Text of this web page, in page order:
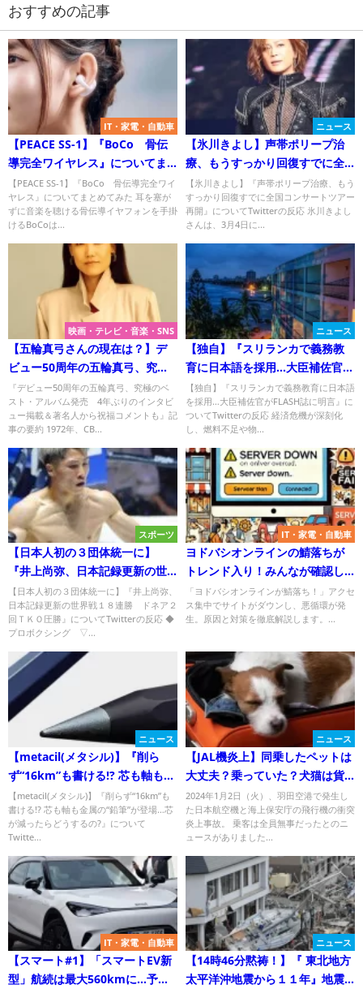
おすすめの記事
IT・家電・自動車
【PEACE SS-1】『BoCo 骨伝
導完全ワイヤレス』についてま
とめてみた
【PEACE SS-1】『BoCo 骨伝導完全ワイ
ヤレス』についてまとめてみた 耳を塞が
ずに音楽を聴ける骨伝導イヤフォンを手掛
けるBoCoは...
ニュース
【氷川きよし】声帯ポリープ治
療、もうすっかり回復すでに全
国コンサートツアー再開
【氷川きよし】『声帯ポリープ治療、もう
すっかり回復すでに全国コンサートツアー
再開』についてTwitterの反応 氷川きよし
さんは、3月4日に...
映画・テレビ・音楽・SNS
【五輪真弓さんの現在は？】デ
ビュー50周年の五輪真弓、究極
のベスト・アルバム発売！
『デビュー50周年の五輪真弓、究極のベ
スト・アルバム発売 4年ぶりのインタビ
ュー掲載＆著名人から祝福コメントも』記
事の要約 1972年、CB...
ニュース
【独自】『スリランカで義務教
育に日本語を採用…大臣補佐官が
FLASH誌に明言』について
Twitterの反応
【独自】『スリランカで義務教育に日本語
を採用…大臣補佐官がFLASH誌に明言』に
ついてTwitterの反応 経済危機が深刻化
し、燃料不足や物...
スポーツ
【日本人初の３団体統一に】
『井上尚弥、日本記録更新の世
界戦１８連勝 ドネア２回ＴＫ
Ｏ圧勝』についてTwitterの反応
【日本人初の３団体統一に】『井上尚弥、
日本記録更新の世界戦１８連勝 ドネア２
回ＴＫＯ圧勝』についてTwitterの反応 ◆
プロボクシング ▽...
IT・家電・自動車
ヨドバシオンラインの鯖落ちが
トレンド入り！みんなが確認し
に行く悪循環の真相
「ヨドバシオンラインが鯖落ち！」アクセ
ス集中でサイトがダウンし、悪循環が発
生。原因と対策を徹底解説します。...
ニュース
【metacil(メタシル)】『削ら
ず“16km”も書ける!? 芯も軸も金
属の“鉛筆”が登場…芯が減ったら
どうするの?』についてTwitter
の反応
【metacil(メタシル)】『削らず“16km”も
書ける!? 芯も軸も金属の“鉛筆”が登場…芯
が減ったらどうするの?』について
Twitte...
ニュース
【JAL機炎上】同乗したペットは
大丈夫？乗っていた？犬猫は貨
物室に！＜日本航空516便＞
2024年1月2日（火）、羽田空港で発生し
た日本航空機と海上保安庁の飛行機の衝突
炎上事故。 乗客は全員無事だったとのニ
ュースがありました...
IT・家電・自動車
【スマート#1】「スマートEV新
型」航続は最大560kmに…予約
ニュース
【14時46分黙祷！】『 東北地方
太平洋沖地震から１１年』地震